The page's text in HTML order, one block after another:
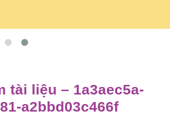
tài liệu – 1a3aec5a-
a2bbd03c466f